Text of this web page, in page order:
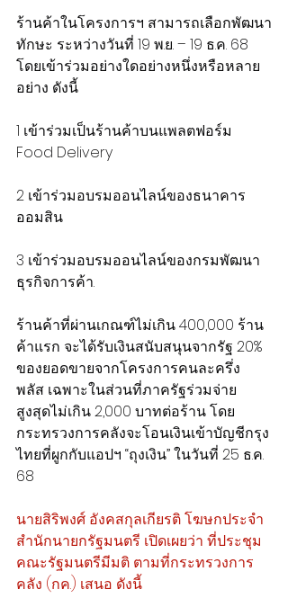
ร้านค้าในโครงการฯ สามารถเลือกพัฒนา
ทักษะ ระหว่างวันที่ 19 พ.ย. – 19 ธ.ค. 68
โดยเข้าร่วมอย่างใดอย่างหนึ่งหรือหลาย
อย่าง ดังนี้
1 เข้าร่วมเป็นร้านค้าบนแพลตฟอร์ม
Food Delivery
2 เข้าร่วมอบรมออนไลน์ของธนาคาร
ออมสิน
3 เข้าร่วมอบรมออนไลน์ของกรมพัฒนา
ธุรกิจการค้า.
ร้านค้าที่ผ่านเกณฑ์ไม่เกิน 400,000 ร้าน
ค้าแรก จะได้รับเงินสนับสนุนจากรัฐ 20%
ของยอดขายจากโครงการคนละครึ่ง
พลัส เฉพาะในส่วนที่ภาครัฐร่วมจ่าย
สูงสุดไม่เกิน 2,000 บาทต่อร้าน โดย
กระทรวงการคลังจะโอนเงินเข้าบัญชีกรุง
ไทยที่ผูกกับแอปฯ “ถุงเงิน” ในวันที่ 25 ธ.ค.
68
นายสิริพงศ์ อังคสกุลเกียรติ โฆษกประจำ
สำนักนายกรัฐมนตรี เปิดเผยว่า ที่ประชุม
คณะรัฐมนตรีมีมติ ตามที่กระทรวงการ
คลัง (กค.) เสนอ ดังนี้